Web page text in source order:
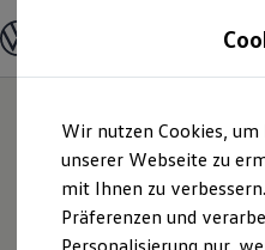
Hauptinhalt
springen
Footer
springen
Modelle und Konfigurator
Modelle vergleichen
Elektroautos
ENERGY
Nutzfahrzeuge
SUV und CUV
Familienautos
Kombis
Wir nutzen Cookies,
unserer Webseite zu
mit Ihnen zu
Präferenzen und
Personalisierung nur,